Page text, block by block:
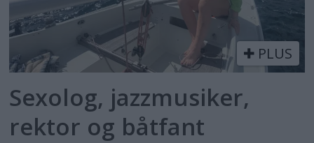
PLUS
Sexolog, jazzmusiker,
rektor og båtfant